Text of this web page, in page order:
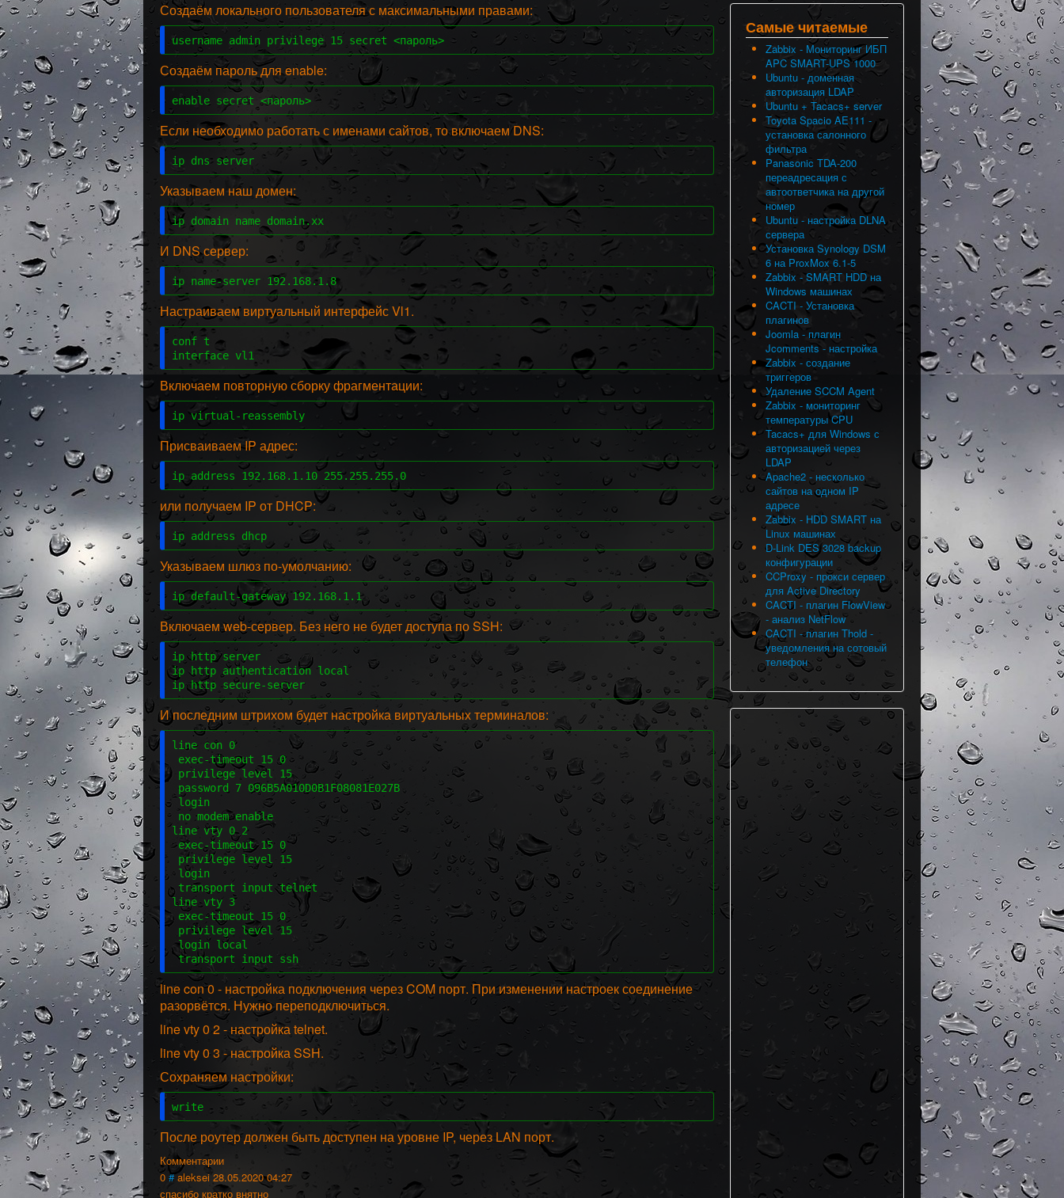
Создаём локального пользователя с максимальными правами:
username admin privilege 15 secret <пароль>
Создаём пароль для enable:
enable secret <пароль>
Если необходимо работать с именами сайтов, то включаем DNS:
ip dns server
Указываем наш домен:
ip domain name domain.xx
И DNS сервер:
ip name-server 192.168.1.8
Настраиваем виртуальный интерфейс Vl1.
conf t
interface vl1
Включаем повторную сборку фрагментации:
ip virtual-reassembly
Присваиваем IP адрес:
ip address 192.168.1.10 255.255.255.0
или получаем IP от DHCP:
ip address dhcp
Указываем шлюз по-умолчанию:
ip default-gateway 192.168.1.1
Включаем web-сервер. Без него не будет доступа по SSH:
ip http server
ip http authentication local
ip http secure-server
И последним штрихом будет настройка виртуальных терминалов:
line con 0
exec-timeout 15 0
privilege level 15
password 7 096B5A010D0B1F08081E027B
login
no modem enable
line vty 0 2
exec-timeout 15 0
privilege level 15
login
transport input telnet
line vty 3
exec-timeout 15 0
privilege level 15
login local
transport input ssh
line con 0 - настройка подключения через COM порт. При изменении настроек соединение
разорвётся. Нужно переподключиться.
line vty 0 2 - настройка telnet.
line vty 0 3 - настройка SSH.
Сохраняем настройки:
write
После роутер должен быть доступен на уровне IP, через LAN порт.
Комментарии
0 # aleksei 28.05.2020 04:27
спасибо кратко внятно
Самые читаемые
Zabbix - Мониторинг ИБП
APC SMART-UPS 1000
Ubuntu - доменная
авторизация LDAP
Ubuntu + Tacacs+ server
Toyota Spacio AE111 -
установка салонного
фильтра
Panasonic TDA-200
переадресация с
автоответчика на другой
номер
Ubuntu - настройка DLNA
сервера
Установка Synology DSM
6 на ProxMox 6.1-5
Zabbix - SMART HDD на
Windows машинах
CACTI - Установка
плагинов
Joomla - плагин
Jcomments - настройка
Zabbix - создание
триггеров
Удаление SCCM Agent
Zabbix - мониторинг
температуры CPU
Tacacs+ для Windows с
авторизацией через
LDAP
Apache2 - несколько
сайтов на одном IP
адресе
Zabbix - HDD SMART на
Linux машинах
D-Link DES 3028 backup
конфигурации
CCProxy - прокси сервер
для Active Directory
CACTI - плагин FlowView
- анализ NetFlow
CACTI - плагин Thold -
уведомления на сотовый
телефон